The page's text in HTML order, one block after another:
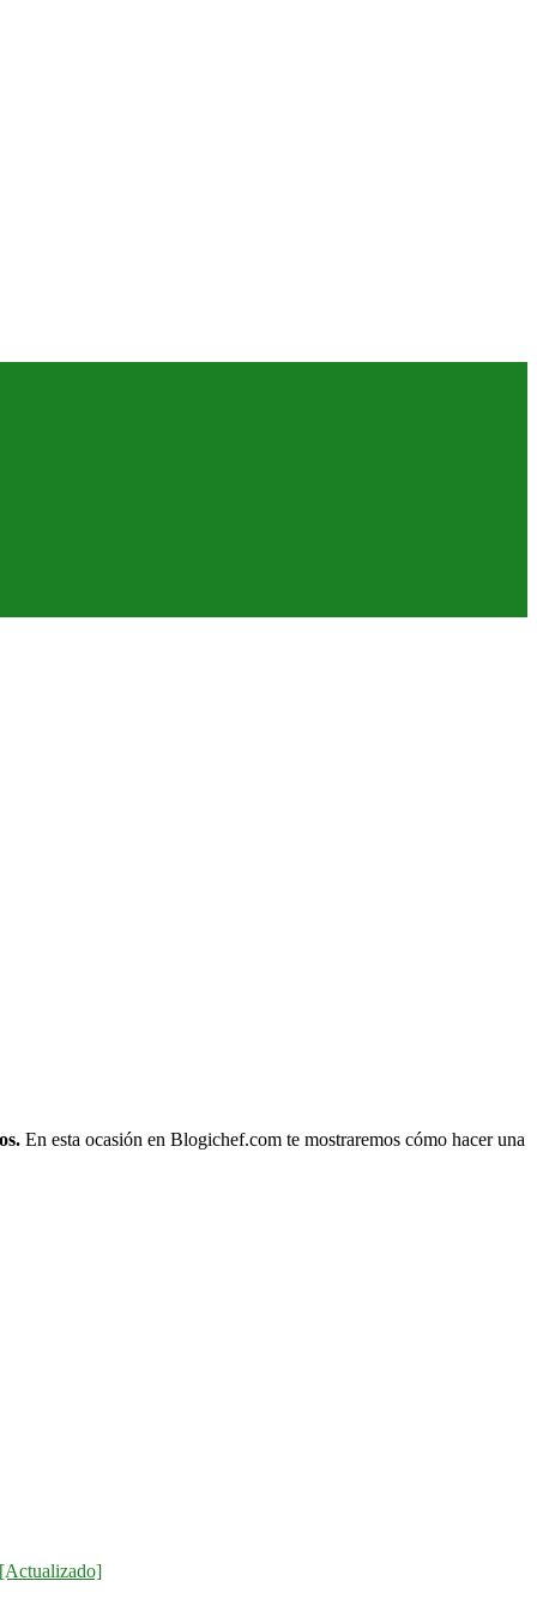
En esta ocasión en Blogichef.com te mostraremos cómo hacer una